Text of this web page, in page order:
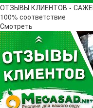
ОТЗЫВЫ КЛИЕНТОВ -
100% соответствие
Смотреть